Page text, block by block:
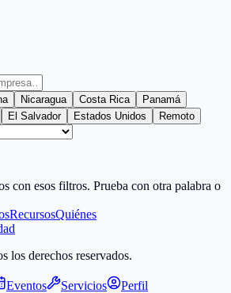
Nicaragua Costa Rica
Panamá
El Salvador Estados Unidos Remoto
con esos filtros. Prueba con otra palabra o
RecursosQuiénes
los derechos reservados.
Eventos Servicios Perfil